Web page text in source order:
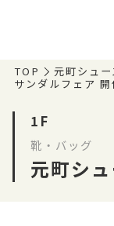
TOP 元町シュー
サンダルフェア 開
1F
靴・バッグ
元町シ